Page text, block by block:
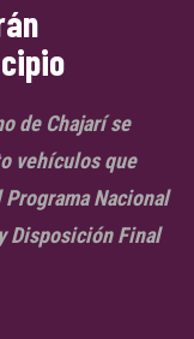
de Chajarí se
vehículos que
Nacional
Disposición Final